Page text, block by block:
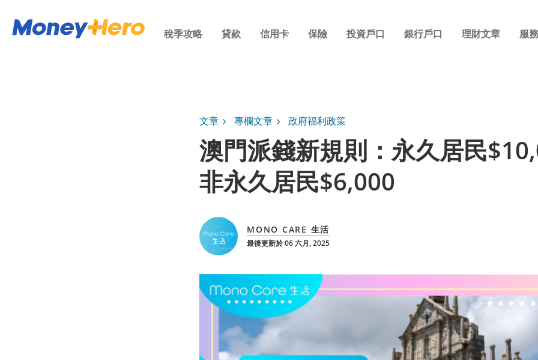
稅季攻略 貸款 信用卡 保險 投資戶口 銀行戶口 理財文章 服
文章 專欄文章 政府福利政策
澳門派錢新規則：永久居民
非永久居民$6,000
MONO CARE 生活
最後更新於 06 六月, 2025